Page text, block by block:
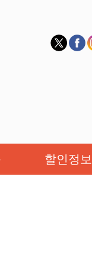
할인정보